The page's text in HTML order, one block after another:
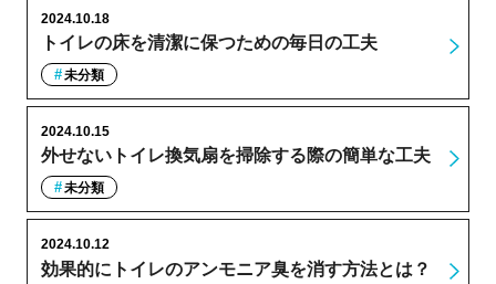
トイレの床を清潔に保つための毎日の工夫
2024.10.18
未分類
外せないトイレ換気扇を掃除する際の簡単な工夫
2024.10.15
未分類
効果的にトイレのアンモニア臭を消す方法とは？
2024.10.12